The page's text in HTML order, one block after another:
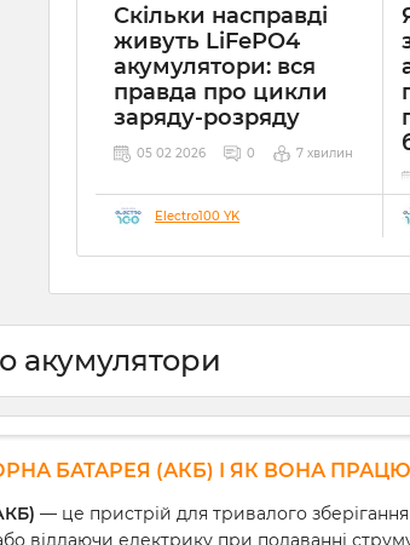
Скільки насправді
живуть LiFePO4
акумулятори: вся
правда про цикли
заряду-розряду
05 02 2026 0 7 хвилин
Electro100 YK
акумулятори
БАТАРЕЯ (АКБ) І ЯК ВОНА
— це пристрій для тривалого
віддаючи електрику при подаванні